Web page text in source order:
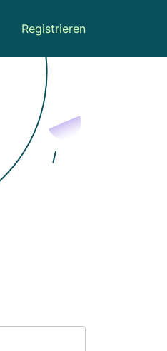
Registrieren